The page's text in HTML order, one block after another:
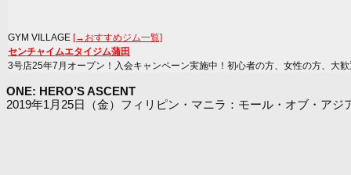
GYM VILLAGE [→おすすめジム一覧]
センチャイムエタイジム蒲田
3号店25年7月オープン！入会キャンペーン実施中！初心者の方、女性の方、大歓
ONE: HERO’S ASCENT
2019年1月25日（金）フィリピン・マニラ：モール・オブ・アジ